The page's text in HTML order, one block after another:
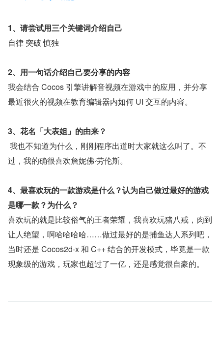
1、请尝试用三个关键词介绍自己
自律 突破 慎独
2、用一句话介绍自己要分享的内容
我会结合 Cocos 引擎讲解音视频在游戏中的应用，并分享
最近很火的视频在教育编辑器内如何 UI 交互的内容。
3、花名「大表姐」的由来？
我也不知道为什么，刚刚程序出道时大家就这么叫了。不
过，我的确很喜欢詹妮佛·劳伦斯。
4、最喜欢玩的一款游戏是什么？认为自己做过最好的游戏
是哪一款？为什么？
喜欢玩的就是比较俗气的王者荣耀，我喜欢玩猪八戒，肉到
让人绝望，啊哈哈哈哈……做过最好的是捕鱼达人系列吧，
当时还是 Cocos2d-x 和 C++ 结合的开发模式，毕竟是一款
现象级的游戏，玩家也超过了一亿，还是感觉很自豪的。